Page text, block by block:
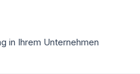
in Ihrem Unternehmen